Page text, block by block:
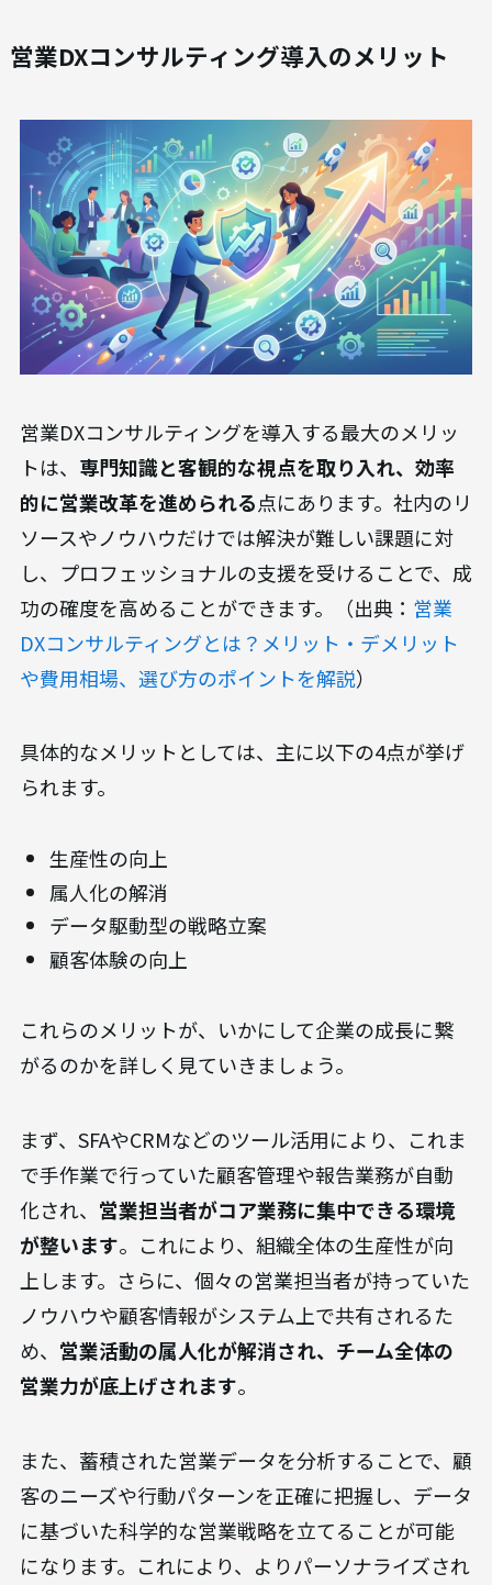
営業DXコンサルティング導入のメリット
営業DXコンサルティングを導入する最大のメリッ
トは、 専門知識と客観的な視点を取り入れ、効率
的に営業改革を進められる点にあります。社内のリ
ソースやノウハウだけでは解決が難しい課題に対
し、プロフェッショナルの支援を受けることで、成
功の確度を高めることができます。（出典： 営業
DXコンサルティングとは？メリット・デメリット
や費用相場、選び方のポイントを解説）
具体的なメリットとしては、主に以下の4点が挙げ
られます。
生産性の向上
属人化の解消
データ駆動型の戦略立案
顧客体験の向上
これらのメリットが、いかにして企業の成長に繋
がるのかを詳しく見ていきましょう。
まず、SFAやCRMなどのツール活用により、これま
で手作業で行っていた顧客管理や報告業務が自動
化され、 営業担当者がコア業務に集中できる環境
が整います。これにより、組織全体の生産性が向
上します。さらに、個々の営業担当者が持っていた
ノウハウや顧客情報がシステム上で共有されるた
め、 営業活動の属人化が解消され、チーム全体の
営業力が底上げされます。
また、蓄積された営業データを分析することで、顧
客のニーズや行動パターンを正確に把握し、データ
に基づいた科学的な営業戦略を立てることが可能
になります。これにより、よりパーソナライズされ